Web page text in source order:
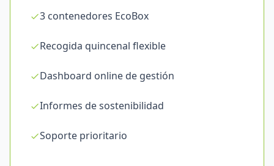
3 contenedores EcoBox
Recogida quincenal flexible
Dashboard online de gestión
Informes de sostenibilidad
Soporte prioritario